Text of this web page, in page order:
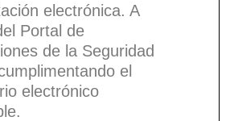
electrónica. A
Portal de
de la Seguridad
el
electrónico